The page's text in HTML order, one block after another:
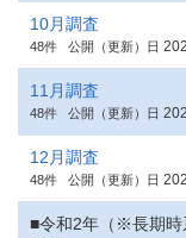
10月調査
48件 公開（更新）日
11月調査
48件 公開（更新）日
12月調査
48件 公開（更新）日
■令和2年（※長期時